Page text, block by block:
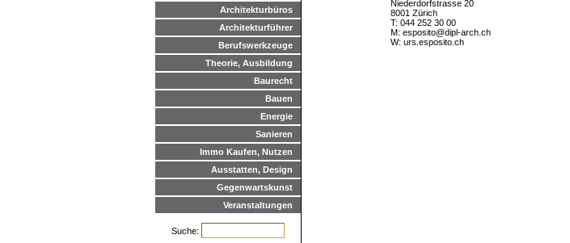
Architekturbüros
Architekturführer
Berufswerkzeuge
Theorie, Ausbildung
Baurecht
Bauen
Energie
Sanieren
Immo Kaufen, Nutzen
Ausstatten, Design
Gegenwartskunst
Veranstaltungen
Suche:
Niederdorfstrasse 20
8001 Zürich
T: 044 252 30 00
M: esposito@dipl-arch.ch
W: urs.esposito.ch